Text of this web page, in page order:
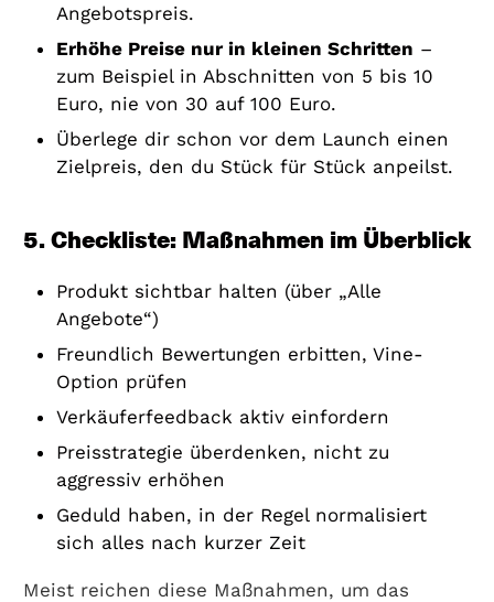
Angebotspreis.
Erhöhe Preise nur in kleinen Schritten –
zum Beispiel in Abschnitten von 5 bis 10
Euro, nie von 30 auf 100 Euro.
Überlege dir schon vor dem Launch einen
Zielpreis, den du Stück für Stück anpeilst.
5. Checkliste: Maßnahmen im Überblick
Produkt sichtbar halten (über „Alle
Angebote“)
Freundlich Bewertungen erbitten, Vine-
Option prüfen
Verkäuferfeedback aktiv einfordern
Preisstrategie überdenken, nicht zu
aggressiv erhöhen
Geduld haben, in der Regel normalisiert
sich alles nach kurzer Zeit
Meist reichen diese Maßnahmen, um das